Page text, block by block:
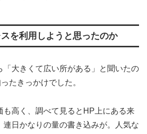
を利用しようと思ったのか
「大きくて広い所がある」と聞いたの
たきっかけでした。
も高く、調べて見るとHP上にある来
連日かなりの量の書き込みが。人気な